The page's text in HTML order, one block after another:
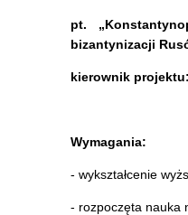
pt.
bizantynizacji
kierownik
Wymagania:
- wykształcenie
- rozpoczęta nauka